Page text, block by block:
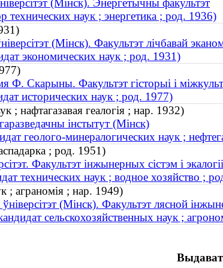
(Мінск). Энергетычны факультэт
наук ; энергетика ; род. 1936)
(Мінск). Факультэт лічбавай
экономических наук ; род. 1931)
Ф. Скарыны. Факультэт гісторыі і
исторических наук ; род. 1977)
; нафтагазавая геалогія ; нар. 1932)
інстытут (Мінск)
геолого-минералогических наук ;
; род. 1951)
Факультэт інжынерных сістэм і экалогіі
технических наук ; водное хозяйство ;
; аграномія ; нар. 1949)
(Мінск). Факультэт лясной
сельскохозяйственных наук ;